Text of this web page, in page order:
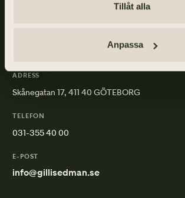
Tillåt alla
Anpassa
HBTQI-
ADRESS
Skånegatan 17, 411 40 GÖTEBORG
TELEFON
031-355 40 00
E-POST
info@gillisedman.se